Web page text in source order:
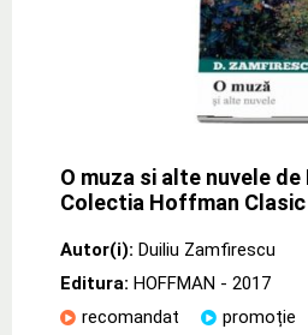
O muza si alte nuvele
Colectia Hoffman Clasic
Autor(i): Duiliu Zamfirescu
Editura: HOFFMAN - 2017
recomandat
promoție